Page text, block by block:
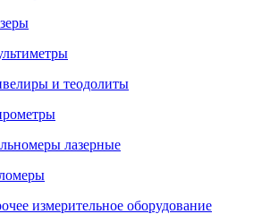
и теодолиты
лазерные
измерительное оборудование